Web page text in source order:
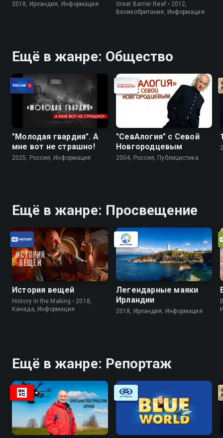
2018, Ирландия, Информация
Great Barrier Reef • 2012,
Великобритания, Информация
Ещё в жанре: Общество
"Молодая гвардия". А
мне вот не страшно!
2025, Россия, Информация
"СевАлогия" с Севой
Новгородцевым
2004, Россия, Публицистика
Ещё в жанре: Просвещение
История вещей
History in the Making • 2018,
Канада, Информация
Легендарные маяки
Ирландии
2018, Ирландия, Информация
Ещё в жанре: Репортаж